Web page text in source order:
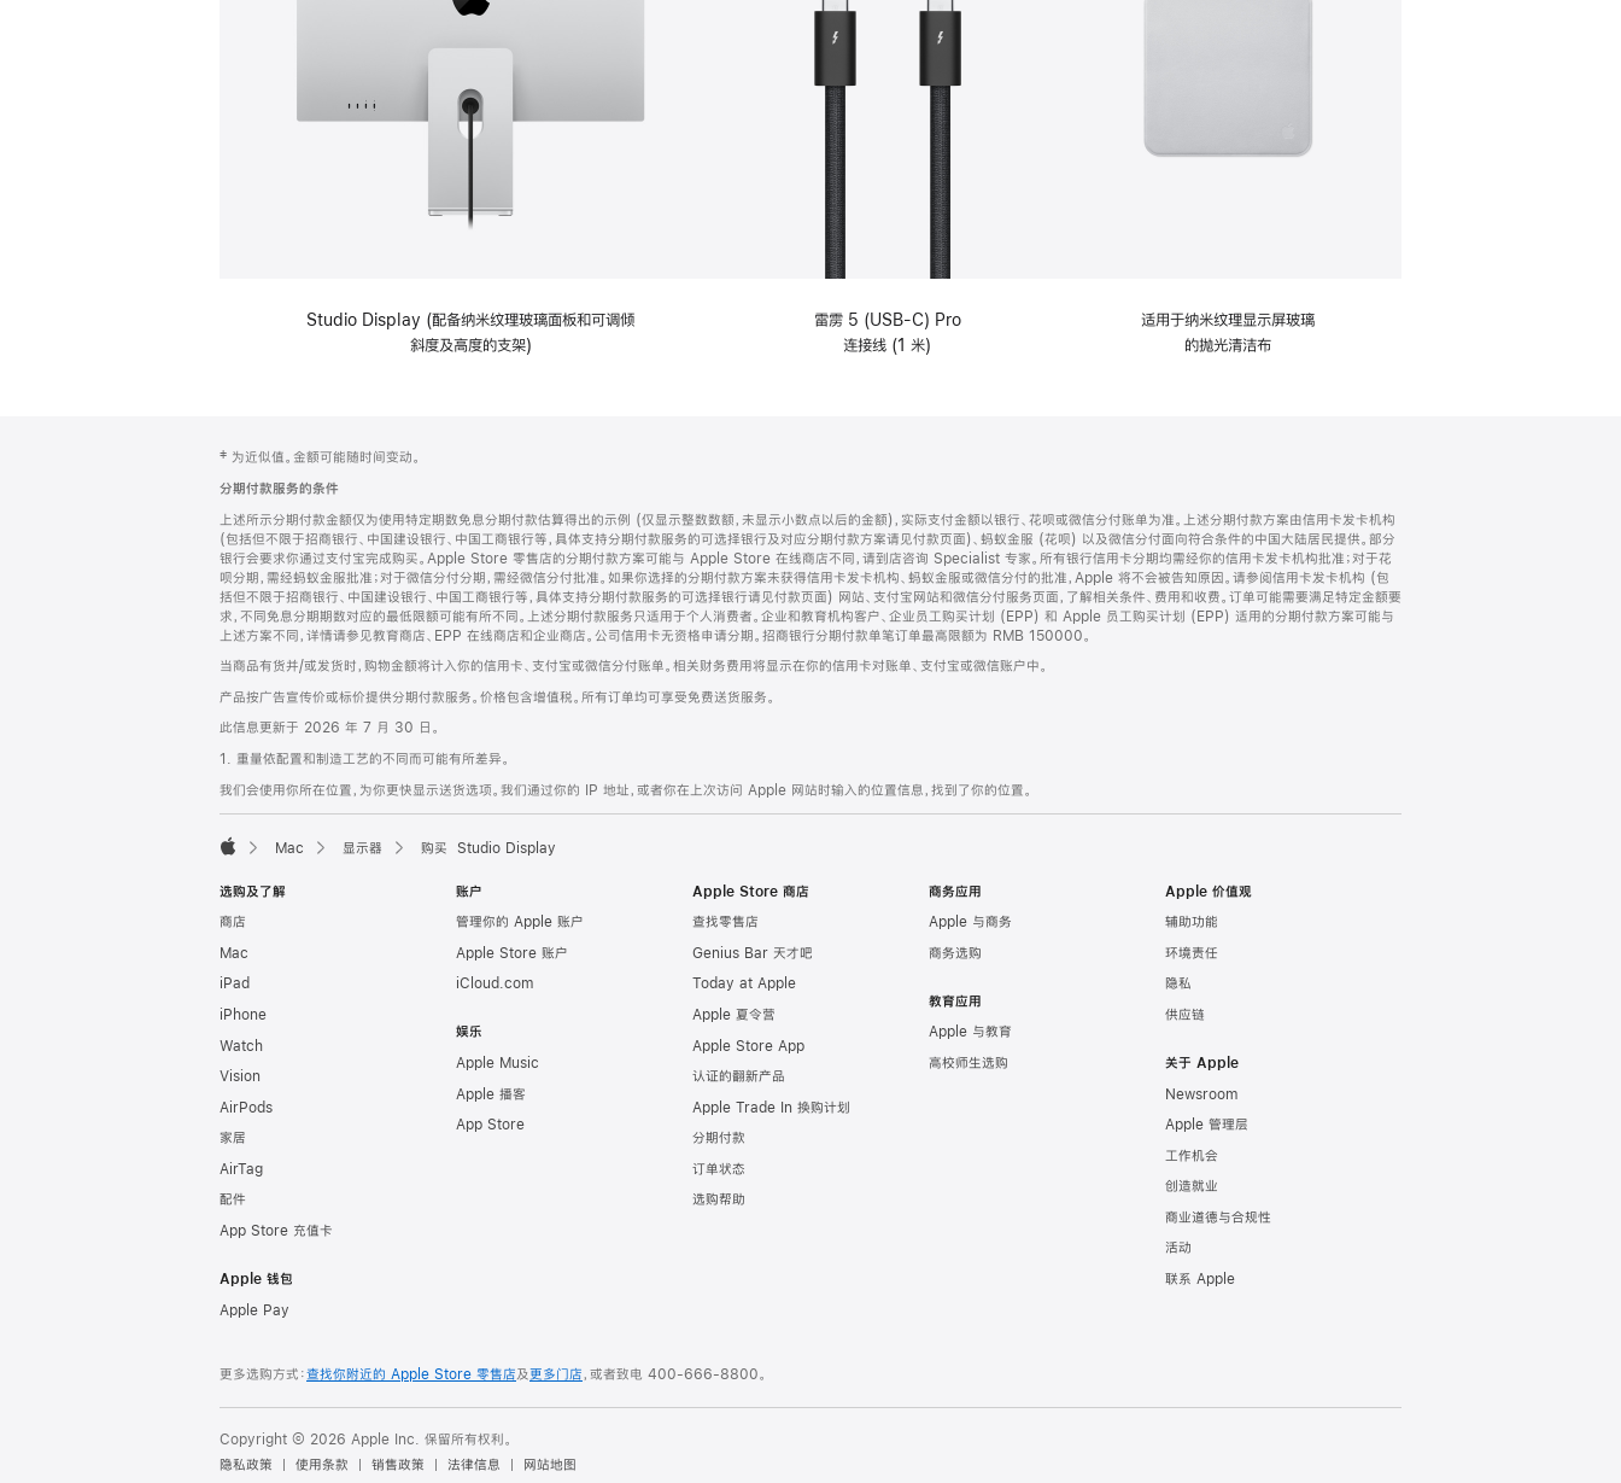
Studio Display (配备纳米纹理玻璃面板和可调倾
斜度及高度的支架)
雷雳 5 (USB-C) Pro
连接线 (1 米)
适用于纳米纹理显示屏玻璃
的抛光清洁布
页
脚
注
‡ 为近似值。金额可能随时间变动。
分期付款服务的条件
上述所示分期付款金额仅为使用特定期数免息分期付款估算得出的示例 (仅显示整数数额，未显示小数点以后的金额)，实际支付金额以银行、花呗或微信分付账单为准。上述分期付款方案由信用卡发卡机构
(包括但不限于招商银行、中国建设银行、中国工商银行等，具体支持分期付款服务的可选择银行及对应分期付款方案请见付款页面)、蚂蚁金服 (花呗) 以及微信分付面向符合条件的中国大陆居民提供。部分
银行会要求你通过支付宝完成购买。Apple Store 零售店的分期付款方案可能与 Apple Store 在线商店不同，请到店咨询 Specialist 专家。所有银行信用卡分期均需经你的信用卡发卡机构批准；对于花
呗分期，需经蚂蚁金服批准；对于微信分付分期，需经微信分付批准。如果你选择的分期付款方案未获得信用卡发卡机构、蚂蚁金服或微信分付的批准，Apple 将不会被告知原因。请参阅信用卡发卡机构 (包
括但不限于招商银行、中国建设银行、中国工商银行等，具体支持分期付款服务的可选择银行请见付款页面) 网站、支付宝网站和微信分付服务页面，了解相关条件、费用和收费。订单可能需要满足特定金额要
求，不同免息分期期数对应的最低限额可能有所不同。上述分期付款服务只适用于个人消费者。企业和教育机构客户、企业员工购买计划 (EPP) 和 Apple 员工购买计划 (EPP) 适用的分期付款方案可能与
上述方案不同，详情请参见教育商店、EPP 在线商店和企业商店。公司信用卡无资格申请分期。招商银行分期付款单笔订单最高限额为 RMB 150000。
当商品有货并/或发货时，购物金额将计入你的信用卡、支付宝或微信分付账单。相关财务费用将显示在你的信用卡对账单、支付宝或微信账户中。
产品按广告宣传价或标价提供分期付款服务。价格包含增值税。所有订单均可享受免费送货服务。
此信息更新于 2026 年 7 月 30 日。
1. 重量依配置和制造工艺的不同而可能有所差异。
我们会使用你所在位置，为你更快显示送货选项。我们通过你的 IP 地址，或者你在上次访问 Apple 网站时输入的位置信息，找到了你的位置。
Mac 显示器 购买 Studio Display
选购及了解
商店
Mac
iPad
iPhone
Watch
Vision
AirPods
家居
AirTag
配件
App Store 充值卡
Apple 钱包
Apple Pay
账户
管理你的 Apple 账户
Apple Store 账户
iCloud.com
娱乐
Apple Music
Apple 播客
App Store
Apple Store 商店
查找零售店
Genius Bar 天才吧
Today at Apple
Apple 夏令营
Apple Store App
认证的翻新产品
Apple Trade In 换购计划
分期付款
订单状态
选购帮助
商务应用
Apple 与商务
商务选购
教育应用
Apple 与教育
高校师生选购
Apple 价值观
辅助功能
环境责任
隐私
供应链
关于 Apple
Newsroom
Apple 管理层
工作机会
创造就业
商业道德与合规性
活动
联系 Apple
更多选购方式：查找你附近的 Apple Store 零售店及更多门店，或者致电 400-666-8800。
Copyright © 2026 Apple Inc. 保留所有权利。
隐私政策
使用条款 销售政策 法律信息 网站地图